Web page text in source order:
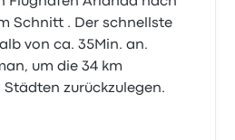
Schnitt . Der schnellste
von ca. 35Min. an.
um die 34 km
Städten zurückzulegen.